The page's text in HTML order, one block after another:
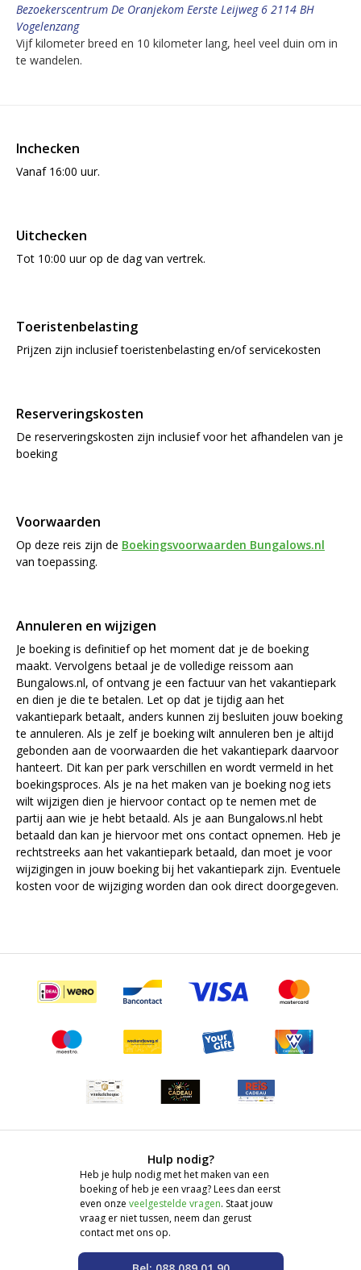
Bezoekerscentrum De Oranjekom Eerste Leijweg 6 2114 BH
Vogelenzang
Vijf kilometer breed en 10 kilometer lang, heel veel duin om in
te wandelen.
Inchecken
Vanaf 16:00 uur.
Uitchecken
Tot 10:00 uur op de dag van vertrek.
Toeristenbelasting
Prijzen zijn inclusief toeristenbelasting en/of servicekosten
Reserveringskosten
De reserveringskosten zijn inclusief voor het afhandelen van je
boeking
Voorwaarden
Op deze reis zijn de Boekingsvoorwaarden Bungalows.nl
van toepassing.
Annuleren en wijzigen
Je boeking is definitief op het moment dat je de boeking
maakt. Vervolgens betaal je de volledige reissom aan
Bungalows.nl, of ontvang je een factuur van het vakantiepark
en dien je die te betalen. Let op dat je tijdig aan het
vakantiepark betaalt, anders kunnen zij besluiten jouw boeking
te annuleren. Als je zelf je boeking wilt annuleren ben je altijd
gebonden aan de voorwaarden die het vakantiepark daarvoor
hanteert. Dit kan per park verschillen en wordt vermeld in het
boekingsproces. Als je na het maken van je boeking nog iets
wilt wijzigen dien je hiervoor contact op te nemen met de
partij aan wie je hebt betaald. Als je aan Bungalows.nl hebt
betaald dan kan je hiervoor met ons contact opnemen. Heb je
rechtstreeks aan het vakantiepark betaald, dan moet je voor
wijzigingen in jouw boeking bij het vakantiepark zijn. Eventuele
kosten voor de wijziging worden dan ook direct doorgegeven.
Hulp nodig?
Heb je hulp nodig met het maken van een
boeking of heb je een vraag? Lees dan eerst
even onze veelgestelde vragen. Staat jouw
vraag er niet tussen, neem dan gerust
contact met ons op.